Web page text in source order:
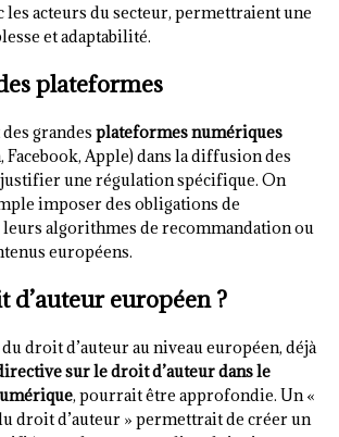
les acteurs du secteur, permettraient une
et adaptabilité.
plateformes
grandes plateformes numériques
Facebook, Apple) dans la diffusion des
une régulation spécifique. On
imposer des obligations de
algorithmes de recommandation ou
européens.
d’auteur européen ?
droit d’auteur au niveau européen, déjà
sur le droit d’auteur dans le
, pourrait être approfondie. Un «
droit d’auteur » permettrait de créer un